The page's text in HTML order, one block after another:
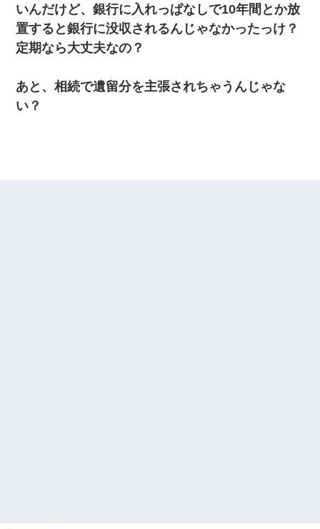
いんだけど、銀行に入れっぱなしで10年間とか放
置すると銀行に没収されるんじゃなかったっけ？
定期なら大丈夫なの？
あと、相続で遺留分を主張されちゃうんじゃな
い？